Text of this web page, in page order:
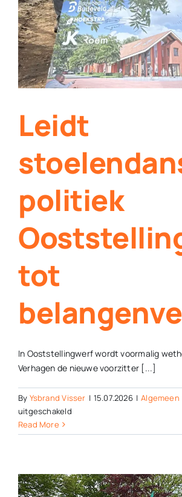
Contact
Plaats je eigen nieuws
Leidt
politiek
tot
In Ooststellingwerf wordt voormalig
Verhagen de nieuwe voorzitter [...]
By Ysbrand Visser | 15.07.2026 | Algemeen
uitgeschakeldvoor
stoelendans
Ooststellingwerf
tot
Read More